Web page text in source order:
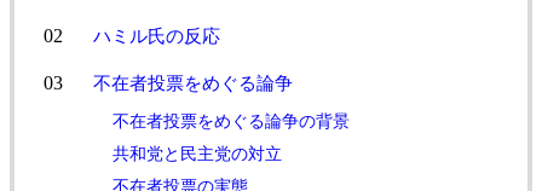
ハミル氏の反応
不在者投票をめぐる論争
不在者投票をめぐる論争の背景
共和党と民主党の対立
不在者投票の実態